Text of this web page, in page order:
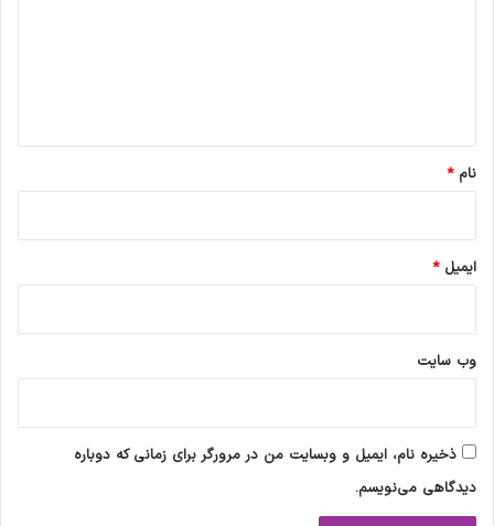
نام*
ایمیل*
وب‌ سایت
ذخیره نام، ایمیل و وبسایت من در مرورگر برای زمانی که دوباره
دیدگاهی می‌نویسم.